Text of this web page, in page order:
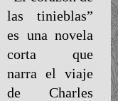
las tinieblas”
es una novela
corta que
narra el viaje
de Charles